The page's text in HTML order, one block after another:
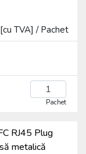
TVA] / Pachet
Pachet
RJ45 Plug
metalică